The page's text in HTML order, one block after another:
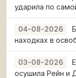
ударила по
04-08-2026
находках в
03-08-2026
осушила Рейн и